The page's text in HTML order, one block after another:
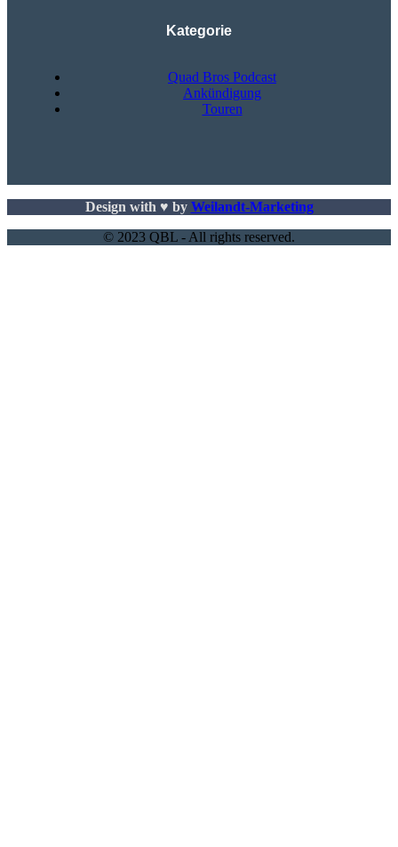
Kategorie
Quad Bros Podcast
Ankündigung
Touren
Design with ♥ by Weilandt-Marketing
© 2023 QBL - All rights reserved.